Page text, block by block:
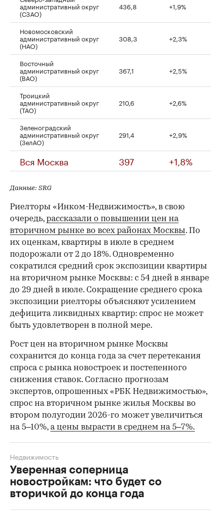
административный округ
(СЗАО)
436,8 +1,9%
Новомосковский
административный округ
(НАО)
308,3 +2,3%
Восточный
административный округ
(ВАО)
367,1 +2,5%
Троицкий
административный округ
(ТАО)
210,6 +2,6%
Зеленоградский
административный округ
(ЗелАО)
291,4 +2,9%
Вся Москва 397 +1,8%
Данные: SRG
Риелторы «Инком-Недвижимость», в свою
очередь,рассказали о повышении цен на
вторичном рынке во всех районах Москвы. По
их оценкам, квартиры в июле в среднем
подорожали от 2 до 18%. Одновременно
сократился средний срок экспозиции квартиры
на вторичном рынке Москвы: с 54 дней в январе
до 29 дней в июле. Сокращение среднего срока
экспозиции риелторы объясняют усилением
дефицита ликвидных квартир: спрос не может
быть удовлетворен в полной мере.
Рост цен на вторичном рынке Москвы
сохранится до конца года за счет перетекания
спроса с рынка новостроек и постепенного
снижения ставок. Согласно прогнозам
экспертов, опрошенных «РБК Недвижимостью»,
спрос на вторичном рынке жилья Москвы во
втором полугодии 2026-го может увеличиться
на 5–10%,а цены вырасти в среднем на 5–7%.
Уверенная соперница
новостройкам: что будет со
вторичкой до конца года
Недвижимость